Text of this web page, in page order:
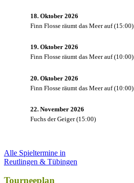
18. Oktober 2026
Finn Flosse räumt das Meer auf(15:00)
19. Oktober 2026
Finn Flosse räumt das Meer auf(10:00)
20. Oktober 2026
Finn Flosse räumt das Meer auf(10:00)
22. November 2026
Fuchs der Geiger(15:00)
Alle Spieltermine in
Reutlingen & Tübingen
Tourneeplan